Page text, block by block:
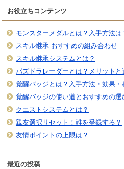
お役立ちコンテンツ
モンスターメダルとは？入手方法は
スキル継承 おすすめの組み合わせ
スキル継承システムとは？
パズドラレーダーとは？メリットと
覚醒バッジとは？入手方法・効果・
覚醒バッジの使い道とおすすめの選
クエストシステムとは？
親友選択リセット！誰を登録する？
友情ポイントの上限は？
最近の投稿